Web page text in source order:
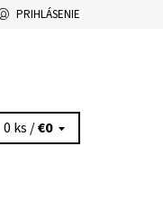
PRIHLÁSENIE
0 ks /€0